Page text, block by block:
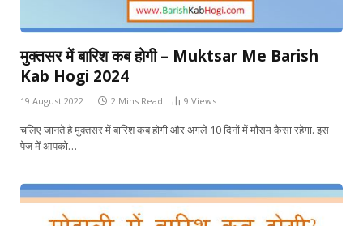
मुक्तसर में बारिश कब होगी – Muktsar Me Barish
Kab Hogi 2024
19 August 2022 2 Mins Read 9 Views
चलिए जानते है मुक्तसर में बारिश कब होगी और अगले 10 दिनों में मौसम कैसा रहेगा. इस
पेज में आपको…